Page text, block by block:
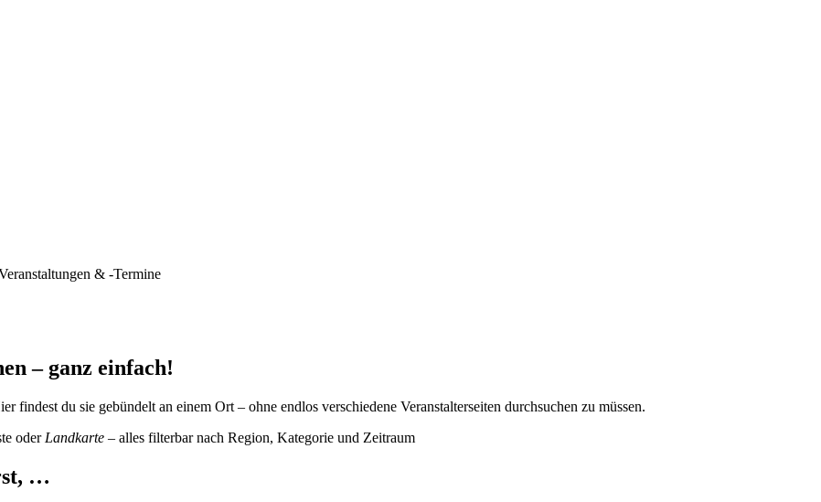
& -Termine
– ganz einfach!
du sie gebündelt an einem Ort – ohne endlos verschiedene Veranstalterseiten durchsuchen zu müssen.
oder Landkarte – alles filterbar nach Region, Kategorie und Zeitraum
…